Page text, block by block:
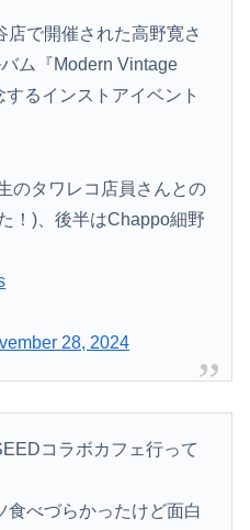
で開催された⾼野寛さ
ム『Modern Vintage
るインストアイベント
のタワレコ店員さんとの
！)、後半はChappo細野
28, 2024
コラボカフェ行って
食べづらかったけど面白